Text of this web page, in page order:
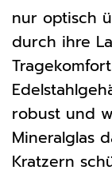
nur optisch
durch ihre
robust und
Mineralglas
Kratzern